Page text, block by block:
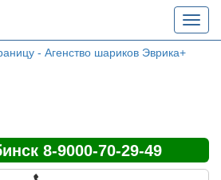
меню
8-9000-70-29-49